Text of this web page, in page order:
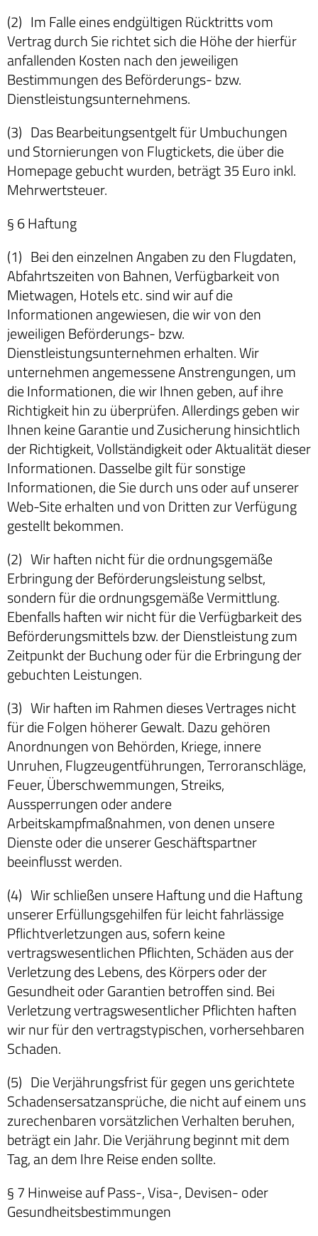
(2) Im Falle eines endgültigen Rücktritts vom
Vertrag durch Sie richtet sich die Höhe der hierfür
anfallenden Kosten nach den jeweiligen
Bestimmungen des Beförderungs- bzw.
Dienstleistungsunternehmens.
(3) Das Bearbeitungsentgelt für Umbuchungen
und Stornierungen von Flugtickets, die über die
Homepage gebucht wurden, beträgt 35 Euro inkl.
Mehrwertsteuer.
§ 6 Haftung
(1) Bei den einzelnen Angaben zu den Flugdaten,
Abfahrtszeiten von Bahnen, Verfügbarkeit von
Mietwagen, Hotels etc. sind wir auf die
Informationen angewiesen, die wir von den
jeweiligen Beförderungs- bzw.
Dienstleistungsunternehmen erhalten. Wir
unternehmen angemessene Anstrengungen, um
die Informationen, die wir Ihnen geben, auf ihre
Richtigkeit hin zu überprüfen. Allerdings geben wir
Ihnen keine Garantie und Zusicherung hinsichtlich
der Richtigkeit, Vollständigkeit oder Aktualität dieser
Informationen. Dasselbe gilt für sonstige
Informationen, die Sie durch uns oder auf unserer
Web-Site erhalten und von Dritten zur Verfügung
gestellt bekommen.
(2) Wir haften nicht für die ordnungsgemäße
Erbringung der Beförderungsleistung selbst,
sondern für die ordnungsgemäße Vermittlung.
Ebenfalls haften wir nicht für die Verfügbarkeit des
Beförderungsmittels bzw. der Dienstleistung zum
Zeitpunkt der Buchung oder für die Erbringung der
gebuchten Leistungen.
(3) Wir haften im Rahmen dieses Vertrages nicht
für die Folgen höherer Gewalt. Dazu gehören
Anordnungen von Behörden, Kriege, innere
Unruhen, Flugzeugentführungen, Terroranschläge,
Feuer, Überschwemmungen, Streiks,
Aussperrungen oder andere
Arbeitskampfmaßnahmen, von denen unsere
Dienste oder die unserer Geschäftspartner
beeinflusst werden.
(4) Wir schließen unsere Haftung und die Haftung
unserer Erfüllungsgehilfen für leicht fahrlässige
Pflichtverletzungen aus, sofern keine
vertragswesentlichen Pflichten, Schäden aus der
Verletzung des Lebens, des Körpers oder der
Gesundheit oder Garantien betroffen sind. Bei
Verletzung vertragswesentlicher Pflichten haften
wir nur für den vertragstypischen, vorhersehbaren
Schaden.
(5) Die Verjährungsfrist für gegen uns gerichtete
Schadensersatzansprüche, die nicht auf einem uns
zurechenbaren vorsätzlichen Verhalten beruhen,
beträgt ein Jahr. Die Verjährung beginnt mit dem
Tag, an dem Ihre Reise enden sollte.
§ 7 Hinweise auf Pass-, Visa-, Devisen- oder
Gesundheitsbestimmungen